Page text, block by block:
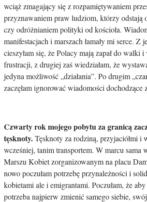
wciąż zmagający się z rozpamiętywaniem
przyznawaniem praw ludziom, którzy odstają
czy odróżnianiem polityki od kościoła.
manifestacjach i marszach łamały mi serce. Z
cieszyłam się, że Polacy mają zapał do walki
frustracji, z drugiej zaś wiedziałam, że
jedyna możliwość „działania”. Po drugim
zaczęłam ignorować wiadomości
Czwarty rok mojego pobytu za granicą
tęsknoty.Tęsknoty za rodziną, przyjaciółmi i
wcześniej, tanim transportem. W marcu sama
Marszu Kobiet zorganizowanym na placu
nowo poczułam potrzebę przynależności i
kobietami ale i emigrantami. Poczułam, że
potrzeba najpierw zmienić samego siebie,